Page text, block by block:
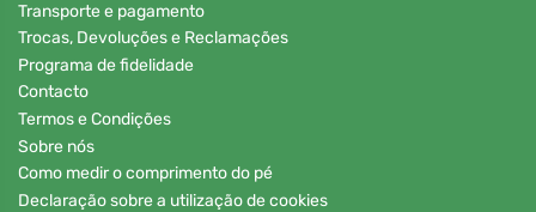
Transporte e pagamento
Trocas, Devoluções e Reclamações
Programa de fidelidade
Contacto
Termos e Condições
Sobre nós
Como medir o comprimento do pé
Declaração sobre a utilização de cookies